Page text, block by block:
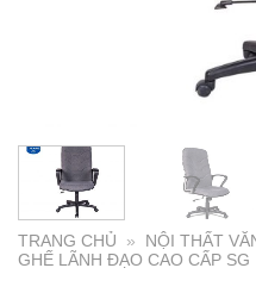
TRANG CHỦ » NỘI THẤT
GHẾ LÃNH ĐẠO CAO CẤP SG